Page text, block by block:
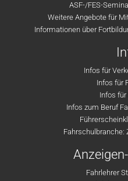
ASF-/FES-
Weitere Angebote für
Informationen über
Infos für
Infos für
Infos für
Infos zum Beruf
Fahrschulbranche:
Fahrlehrer